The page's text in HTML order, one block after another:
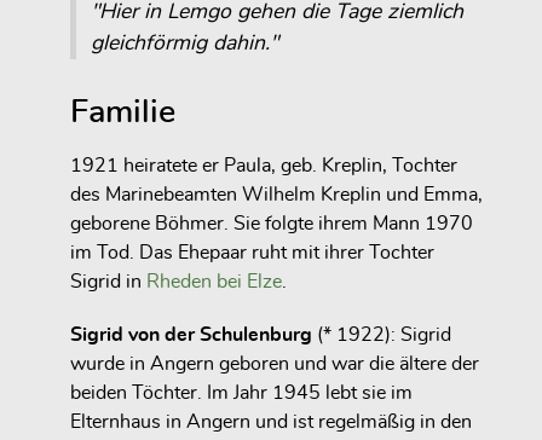
"Hier in Lemgo gehen die Tage ziemlich
gleichför­mig dahin."
Familie
1921 heiratete er Paula, geb. Kreplin, Tochter
des Marinebeamten Wilhelm Kreplin und Emma,
geborene Böhmer. Sie folgte ihrem Mann 1970
im Tod. Das Ehepaar ruht mit ihrer Tochter
Sigrid in Rheden bei Elze
Sigrid von der Schulenburg (* 1922): Sigrid
wurde in Angern geboren und war die ältere der
beiden Töchter. Im Jahr 1945 lebt sie im
Elternhaus in Angern und ist regelmäßig in den